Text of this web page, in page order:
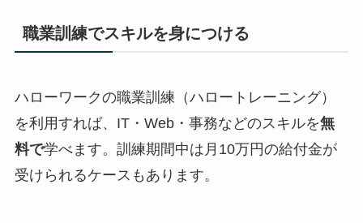
職業訓練でスキルを身につける
ハローワークの職業訓練（ハロートレーニング）
を利用すれば、IT・Web・事務などのスキルを無
料で学べます。訓練期間中は月10万円の給付金が
受けられるケースもあります。